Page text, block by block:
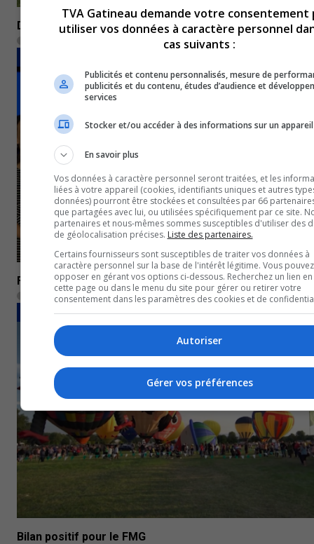
D’autres entraves à prévoir dès jeudi sur l’A-50
François Legault de passage en Outaouais
6 septembre 2022
SOCIÉTÉ
Bilan positif pour le FMG
TVA Gatineau demande votre consentement
utiliser vos données à caractère personnel
cas suivants :
Publicités et contenu personnalisés, mesure de
publicités et du contenu, études d’audience et
services
Stocker et/ou accéder à des informations sur un appareil
En savoir plus
Vos données à caractère personnel seront traitées, et les
liées à votre appareil (cookies, identifiants uniques et autres
données) pourront être stockées et consultées par 66
que partagées avec lui, ou utilisées spécifiquement par ce site.
partenaires et nous-mêmes sommes susceptibles d'utiliser des
de géolocalisation précises. Liste des partenaires.
Certains fournisseurs sont susceptibles de traiter vos données à
caractère personnel sur la base de l'intérêt légitime. Vous
opposer en gérant vos options ci-dessous. Recherchez un lien
cette page ou dans le menu du site pour gérer ou retirer votre
consentement dans les paramètres des cookies et de
Autoriser
Gérer vos préférences